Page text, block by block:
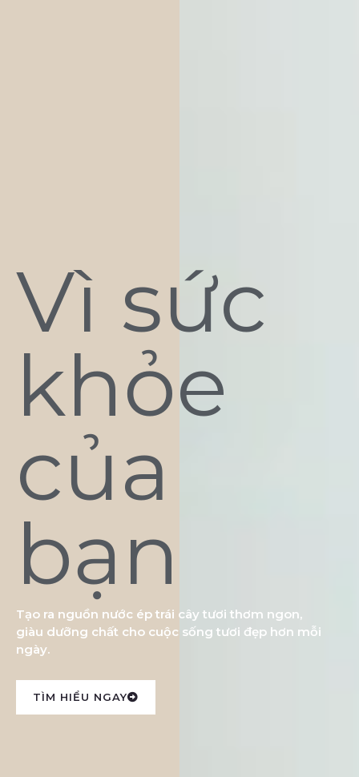
Vì sức
khỏe
của
bạn
Tạo ra nguồn nước ép trái cây tươi thơm ngon,
giàu dưỡng chất cho cuộc sống tươi đẹp hơn mỗi
ngày.
TÌM HIỂU NGAY